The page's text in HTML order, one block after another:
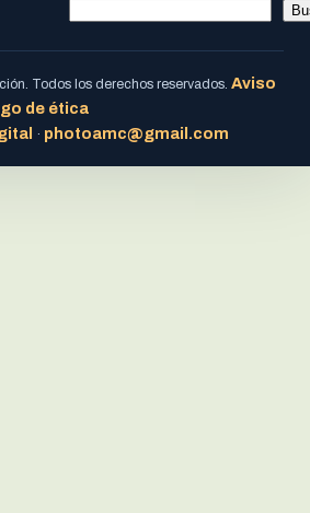
Todos los derechos reservados. Aviso
de ética
· photoamc@gmail.com